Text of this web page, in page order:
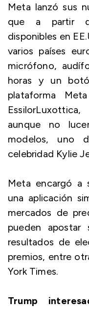
Meta lanzó sus
que a partir
disponibles en
varios países
micrófono,
horas y un
plataforma
aunque no
modelos, uno
celebridad Kylie
Meta encargó a
una aplicación
mercados de
pueden apostar
resultados de
premios, entre
York Times.
Trump